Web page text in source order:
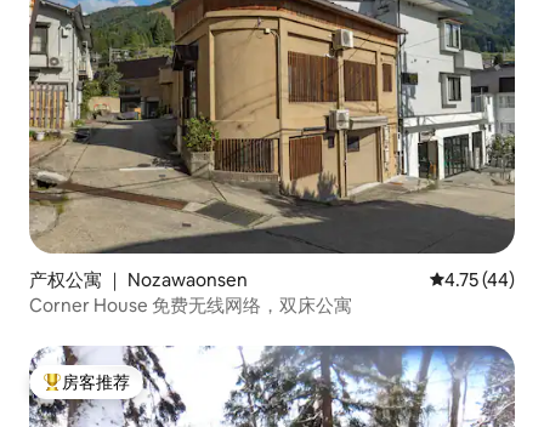
产权公寓 ｜ Nozawaonsen 平均评分
4.75 (44)
Corner House 免费无线网络，双床公寓
热门「房客推荐」
房客推荐